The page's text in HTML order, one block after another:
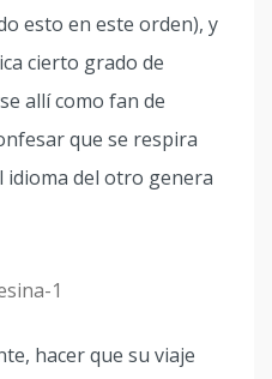
esto en este orden), y
cierto grado de
allí como fan de
que se respira
idioma del otro genera
hacer que su viaje